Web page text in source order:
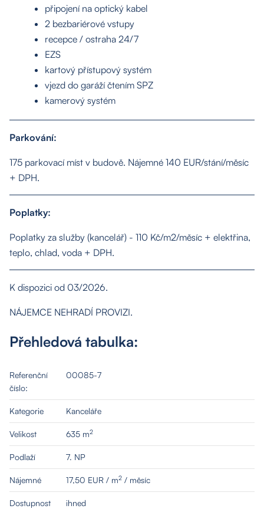
O nás
Nemovitosti
Služby
Kontakt
připojení na optický kabel
2 bezbariérové vstupy
recepce / ostraha 24/7
EZS
kartový přístupový systém
vjezd do garáží čtením SPZ
kamerový systém
Parkování:
175 parkovací míst v budově. Nájemné 140 EUR/stání/měsíc
+ DPH.
Poplatky:
Poplatky za služby (kancelář) - 110 Kč/m2/měsíc + elektřina,
teplo, chlad, voda + DPH.
K dispozici od 03/2026.
NÁJEMCE NEHRADÍ PROVIZI.
Přehledová tabulka:
Referenční
číslo:
00085-7
Kategorie Kanceláře
Velikost 635 m2
Podlaží 7. NP
Nájemné 17,50 EUR / m2 / měsíc
Dostupnost ihned